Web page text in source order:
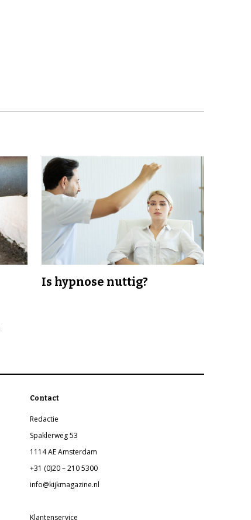
Is hypnose nuttig?
Contact
Redactie
Spaklerweg 53
1114 AE Amsterdam
+31 (0)20 – 210 5300
info@kijkmagazine.nl
Klantenservice